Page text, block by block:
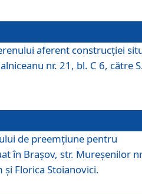
aferent construcţiei
nr. 21, bl. C 6, către
de preemţiune pentru
în Braşov, str. Mureşenilor
Florica Stoianovici.